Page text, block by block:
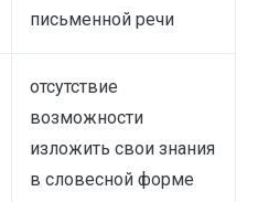
письменной речи
отсутствие
возможности
изложить свои знания
в словесной форме